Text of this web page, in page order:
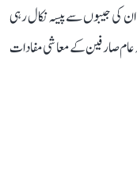
کی جیبوں سے پیسہ نکال رہی
عام صارفین کے معاشی مفادات